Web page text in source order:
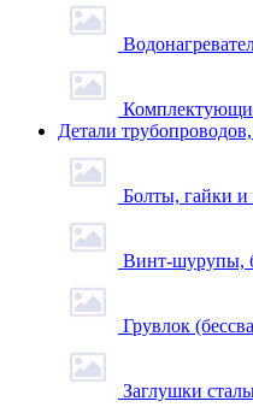
Детали
Болты, гайки
Винт-шурупы,
Грувлок
Заглушки